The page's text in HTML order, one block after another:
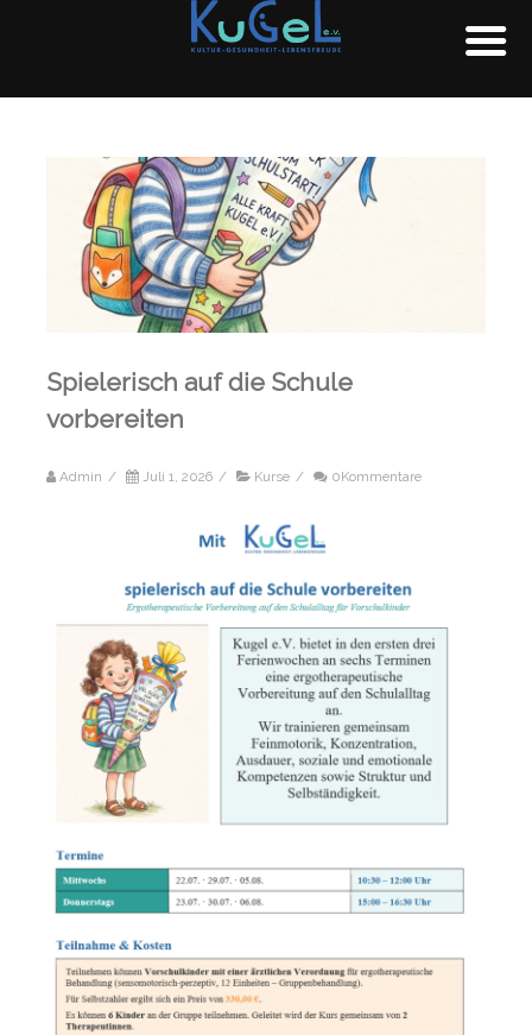
Spielerisch auf die Schule
vorbereiten
Admin / Juli 1, 2026 / Kurse / 0Kommentare